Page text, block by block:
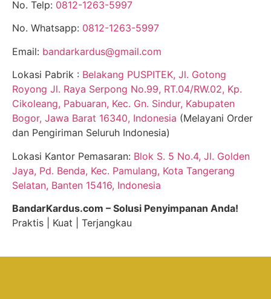
No. Telp: 0812-1263-5997
No. Whatsapp: 0812-1263-5997
Email: bandarkardus@gmail.com
Lokasi Pabrik : Belakang PUSPITEK, Jl. Gotong
Royong Jl. Raya Serpong No.99, RT.04/RW.02, Kp.
Cikoleang, Pabuaran, Kec. Gn. Sindur, Kabupaten
Bogor, Jawa Barat 16340, Indonesia (Melayani Order
dan Pengiriman Seluruh Indonesia)
Lokasi Kantor Pemasaran: Blok S. 5 No.4, Jl. Golden
Jaya, Pd. Benda, Kec. Pamulang, Kota Tangerang
Selatan, Banten 15416, Indonesia
BandarKardus.com – Solusi Penyimpanan Anda!
Praktis | Kuat | Terjangkau